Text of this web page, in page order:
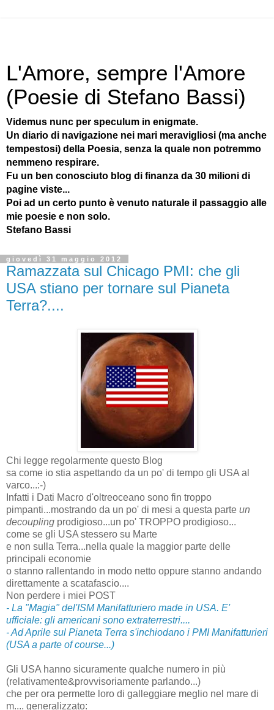
L'Amore, sempre l'Amore
(Poesie di Stefano Bassi)
Videmus nunc per speculum in enigmate.
Un diario di navigazione nei mari meravigliosi (ma anche
tempestosi) della Poesia, senza la quale non potremmo
nemmeno respirare.
Fu un ben conosciuto blog di finanza da 30 milioni di
pagine viste...
Poi ad un certo punto è venuto naturale il passaggio alle
mie poesie e non solo.
Stefano Bassi
giovedì 31 maggio 2012
Ramazzata sul Chicago PMI: che gli
USA stiano per tornare sul Pianeta
Terra?....
Chi legge regolarmente questo Blog
sa come io stia aspettando da un po' di tempo gli USA al
varco...:-)
Infatti i Dati Macro d'oltreoceano sono fin troppo
pimpanti...mostrando da un po' di mesi a questa parte un
decoupling prodigioso...un po' TROPPO prodigioso...
come se gli USA stessero su Marte
e non sulla Terra...nella quale la maggior parte delle
principali economie
o stanno rallentando in modo netto oppure stanno andando
direttamente a scatafascio....
Non perdere i miei POST
- La "Magia" del'ISM Manifatturiero made in USA. E'
ufficiale: gli americani sono extraterrestri....
- Ad Aprile sul Pianeta Terra s'inchiodano i PMI Manifatturieri
(USA a parte of course...)
Gli USA hanno sicuramente qualche numero in più
(relativamente&provvisoriamente parlando...)
che per ora permette loro di galleggiare meglio nel mare di
m.... generalizzato: